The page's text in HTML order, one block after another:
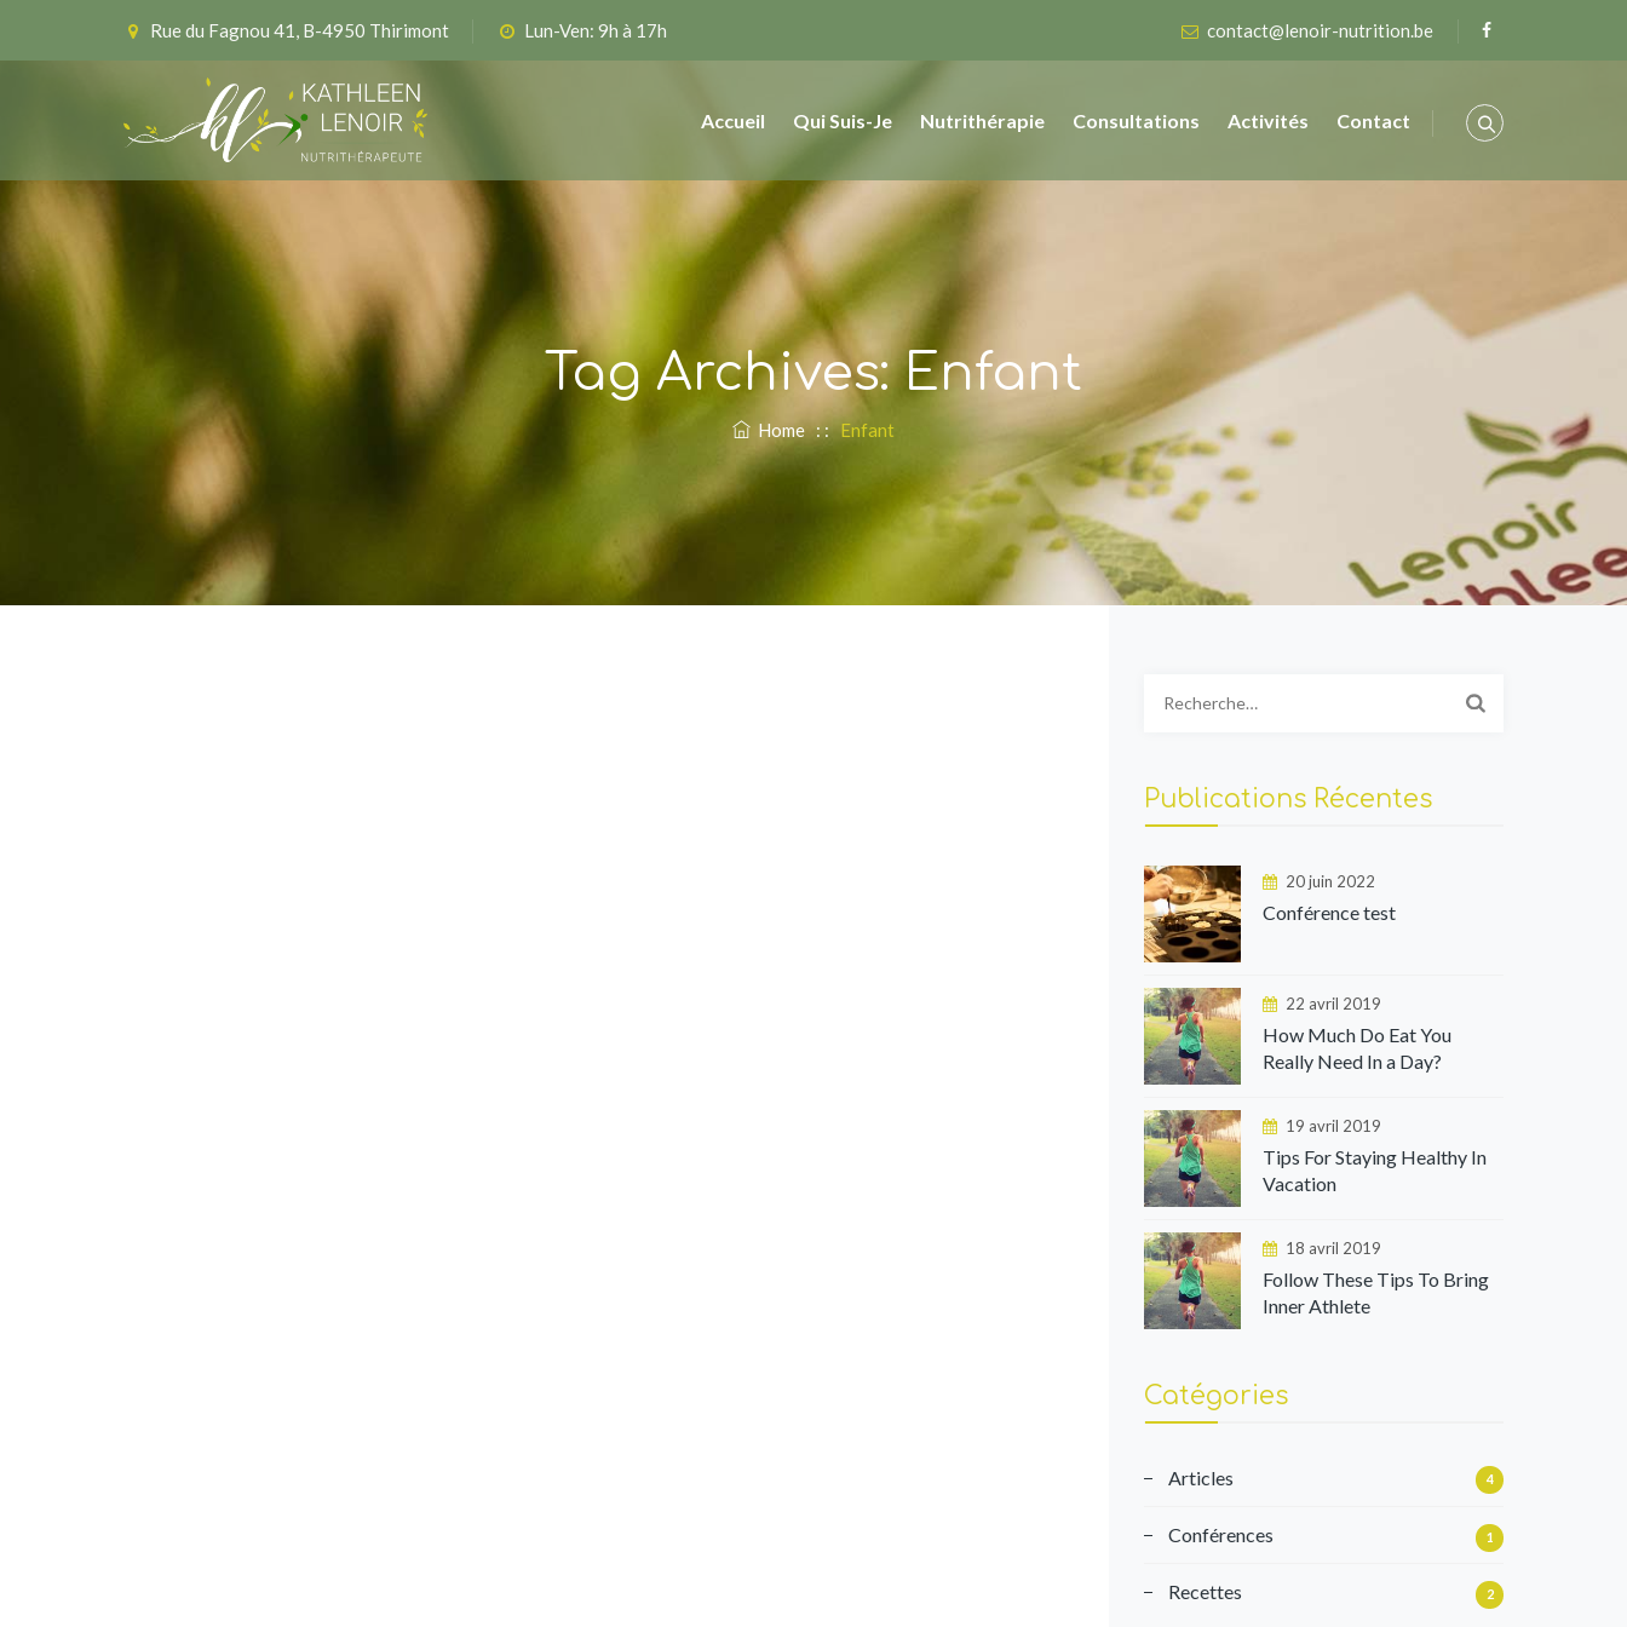
Rue du Fagnou 41, B-4950 Thirimont Lun-Ven: 9h à 17h contact@lenoir-nutrition.be
Accueil Qui Suis-Je Nutrithérapie Consultations Activités Contact
Tag Archives:Enfant
Home: :Enfant
Publications Récentes
20 juin 2022
Conférence test
22 avril 2019
How Much Do Eat You
Really Need In a Day?
19 avril 2019
Tips For Staying Healthy In
Vacation
18 avril 2019
Follow These Tips To Bring
Inner Athlete
Catégories
Articles 4
Conférences 1
Recettes 2